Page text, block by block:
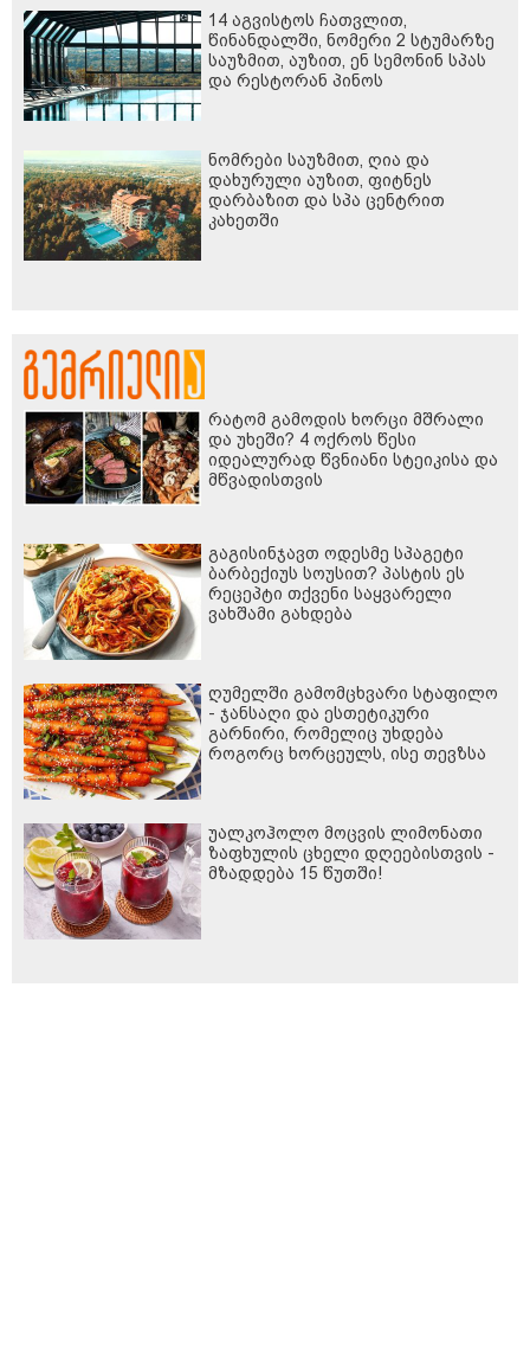
14 აგვისტოს ჩათვლით,
წინანდალში, ნომერი 2 სტუმარზე
საუზმით, აუზით, ენ სემონინ სპას
და რესტორან პინოს
ნომრები საუზმით, ღია და
დახურული აუზით, ფიტნეს
დარბაზით და სპა ცენტრით
კახეთში
რატომ გამოდის ხორცი მშრალი
და უხეში? 4 ოქროს წესი
იდეალურად წვნიანი სტეიკისა და
მწვადისთვის
გაგისინჯავთ ოდესმე სპაგეტი
ბარბექიუს სოუსით? პასტის ეს
რეცეპტი თქვენი საყვარელი
ვახშამი გახდება
ღუმელში გამომცხვარი სტაფილო
- ჯანსაღი და ესთეტიკური
გარნირი, რომელიც უხდება
როგორც ხორცეულს, ისე თევზსა
უალკოჰოლო მოცვის ლიმონათი
ზაფხულის ცხელი დღეებისთვის -
მზადდება 15 წუთში!